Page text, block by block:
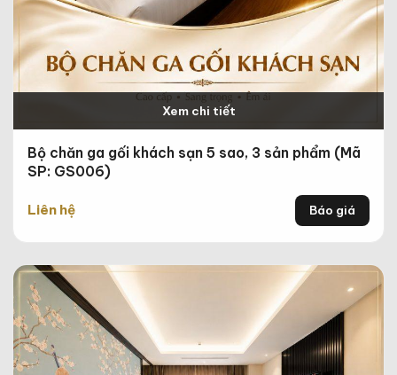
Xem chi tiết
Bộ chăn ga gối khách sạn 5 sao, 3 sản phẩm (Mã
SP: GS006)
Liên hệ Báo giá